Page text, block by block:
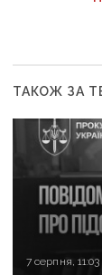
ТАКОЖ ЗА
7 серпня, 11:03